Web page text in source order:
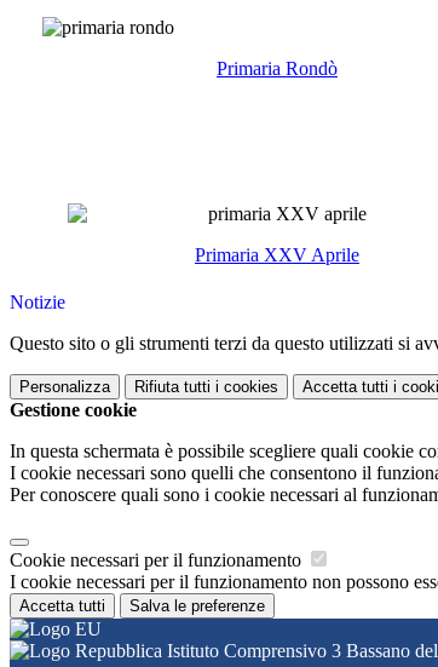
Primaria Rondò
Primaria XXV Aprile
Notizie
Questo sito o gli strumenti terzi da questo utilizzati si
Personalizza Rifiuta tutti i cookies Accetta tutti i
Gestione cookie
In questa schermata è possibile scegliere quali cookie
I cookie necessari sono quelli che consentono il
Per conoscere quali sono i cookie necessari al
Cookie necessari per il funzionamento
I cookie necessari per il funzionamento non possono
Accetta tutti Salva le preferenze
Istituto Comprensivo 3 Bassano